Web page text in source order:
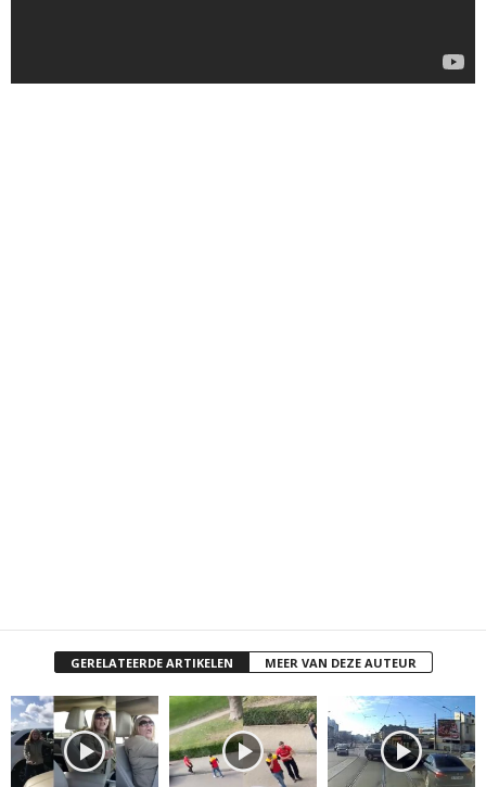
GERELATEERDE ARTIKELEN MEER VAN DEZE AUTEUR